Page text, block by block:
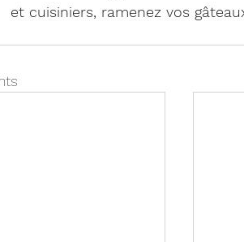
et cuisiniers, ramenez vos